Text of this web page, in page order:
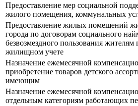
Предоставление мер социальной
жилого помещения, коммунальных
Предоставление жилых помещений
города по договорам социального
безвозмездного пользования жителям
жилищном учете
Назначение ежемесячной
приобретение товаров детского
имеющим
Назначение ежемесячной
отдельным категориям работающих